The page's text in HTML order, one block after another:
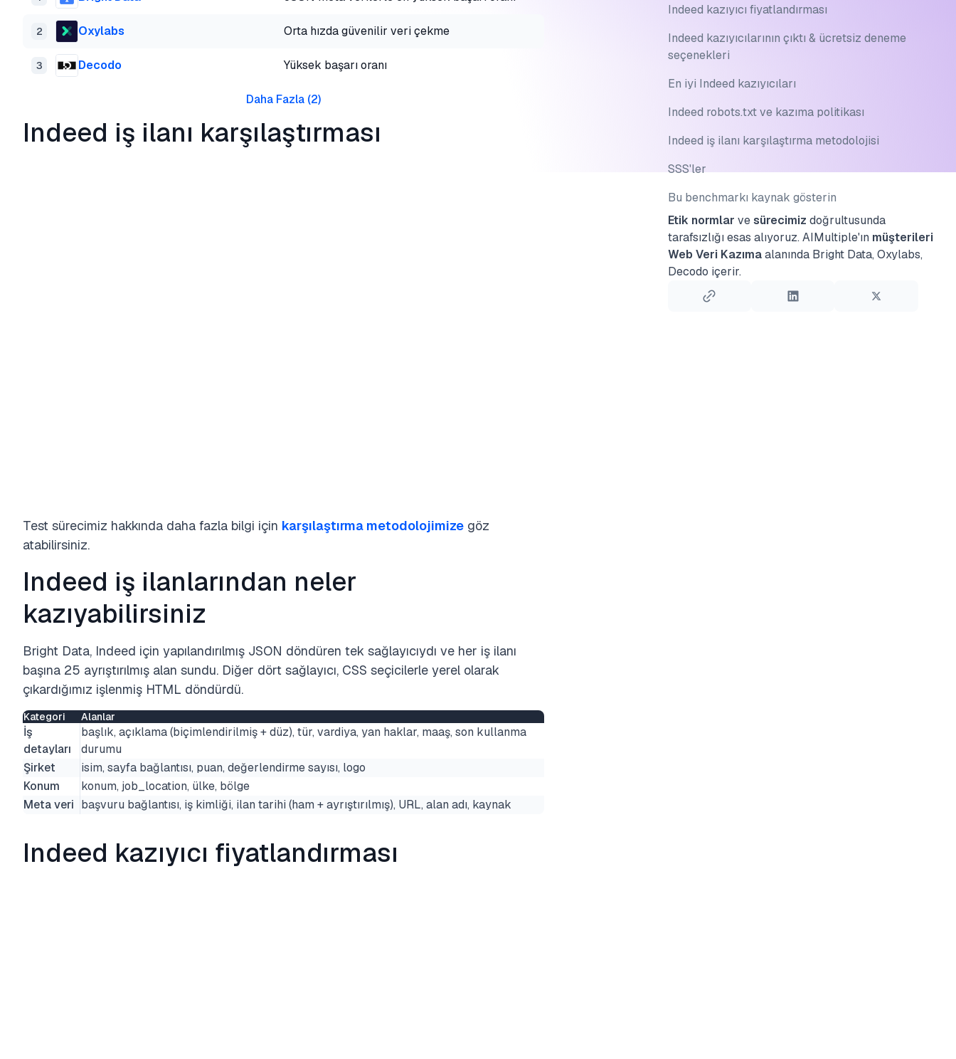
2 Oxylabs Orta hızda güvenilir veri çekme
3 Decodo Yüksek başarı oranı
Daha Fazla (2)
Indeed iş ilanı karşılaştırması
Test sürecimiz hakkında daha fazla bilgi için karşılaştırma metodolojimize göz
atabilirsiniz.
Indeed iş ilanlarından neler
kazıyabilirsiniz
Bright Data, Indeed için yapılandırılmış JSON döndüren tek sağlayıcıydı ve her iş ilanı
başına 25 ayrıştırılmış alan sundu. Diğer dört sağlayıcı, CSS seçicilerle yerel olarak
çıkardığımız işlenmiş HTML döndürdü.
Kategori Alanlar
İş
detayları
başlık, açıklama (biçimlendirilmiş + düz), tür, vardiya, yan haklar, maaş, son kullanma
durumu
Şirket
isim, sayfa bağlantısı, puan, değerlendirme sayısı, logo
Konum
konum, job_location, ülke, bölge
Meta veri başvuru bağlantısı, iş kimliği, ilan tarihi (ham + ayrıştırılmış), URL, alan adı, kaynak
Indeed kazıyıcı fiyatlandırması
Indeed kazıyıcı fiyatlandırması
Indeed kazıyıcılarının çıktı & ücretsiz deneme
seçenekleri
En iyi Indeed kazıyıcıları
Indeed robots.txt ve kazıma politikası
Indeed iş ilanı karşılaştırma metodolojisi
SSS'ler
Bu benchmarkı kaynak gösterin
Etik normlar vesürecimiz doğrultusunda
tarafsızlığı esas alıyoruz. AIMultiple'ın müşterileri
Web Veri Kazımaalanında Bright Data, Oxylabs,
Decodo içerir.